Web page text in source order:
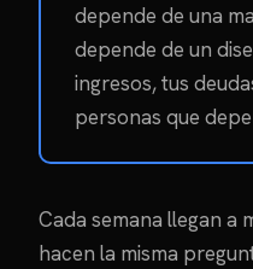
depende de una
depende de un
ingresos, tus
personas que
Cada semana llegan a
hacen la misma